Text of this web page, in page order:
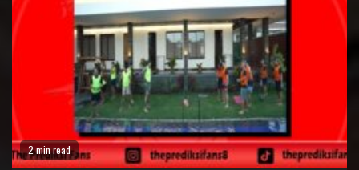
2 min read